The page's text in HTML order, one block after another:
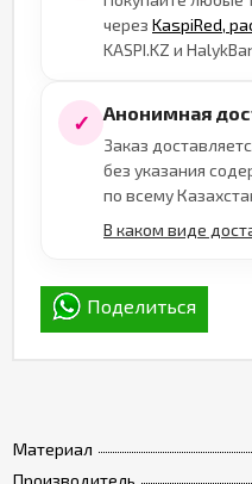
Материал
Производитель
через KaspiRed,
KASPI.KZ и
✓ Анонимная
Заказ
без указания
по всему
В каком виде
Поделиться